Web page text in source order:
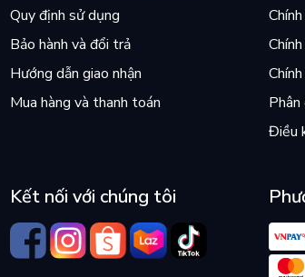
Quy định sử dụng
Bảo hành và đổi trả
Hướng dẫn giao nhận
Mua hàng và thanh toán
Điều
Kết nối với chúng tôi